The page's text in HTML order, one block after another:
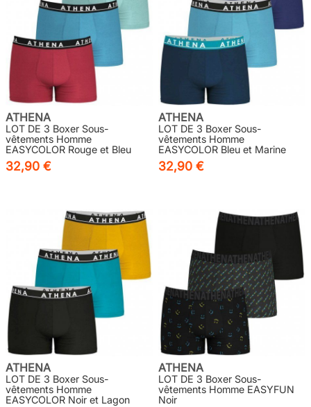
ATHENA
LOT DE 3 Boxer Sous-
vêtements Homme
EASYCOLOR Rouge et Bleu
32,90 €
ATHENA
LOT DE 3 Boxer Sous-
vêtements Homme
EASYCOLOR Bleu et Marine
32,90 €
ATHENA
LOT DE 3 Boxer Sous-
vêtements Homme
EASYCOLOR Noir et Lagon
ATHENA
LOT DE 3 Boxer Sous-
vêtements Homme EASYFUN
Noir